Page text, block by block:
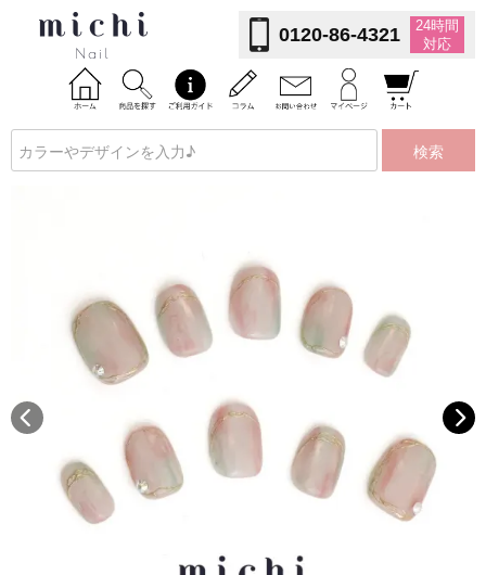
0120-86-4321
24時間
対応
検索